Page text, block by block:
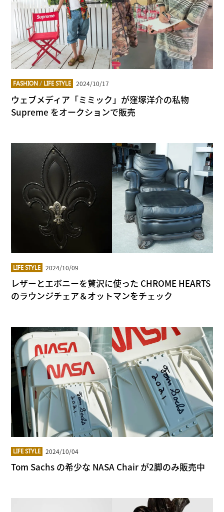
FASHION / LIFE STYLE 2024/10/17
ウェブメディア「ミミック」が窪塚洋介の私物
Supreme をオークションで販売
LIFE STYLE 2024/10/09
レザーとエボニーを贅沢に使った CHROME HEARTS
のラウンジチェア＆オットマンをチェック
LIFE STYLE 2024/10/04
Tom Sachs の希少な NASA Chair が2脚のみ販売中